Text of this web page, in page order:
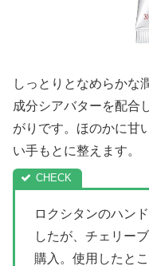
しっとりとなめらかな
成分シアバターを配合
がりです。ほのかに甘
い手もとに整えます。
ロクシタンのハン
したが、チェリー
購入。 使用したと